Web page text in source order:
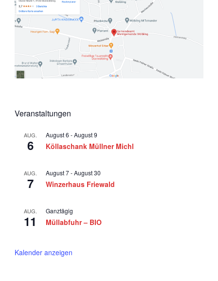
Veranstaltungen
AUG.
6
August 6 -August 9
Köllaschank Müllner Michl
AUG.
7
August 7-August 30
Winzerhaus Friewald
AUG.
11
Ganztägig
Müllabfuhr – BIO
Kalender anzeigen